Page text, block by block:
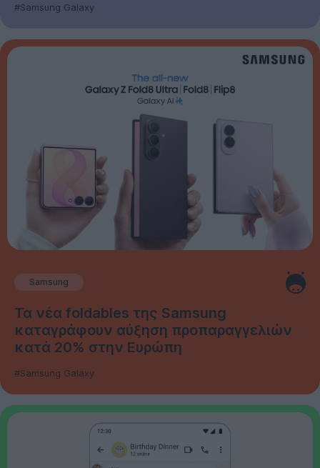
#Samsung Galaxy
Samsung
Τα νέα foldables της Samsung
καταγράφουν αύξηση προπαραγγελιών
κατά 20% στην Ευρώπη
#Samsung Galaxy